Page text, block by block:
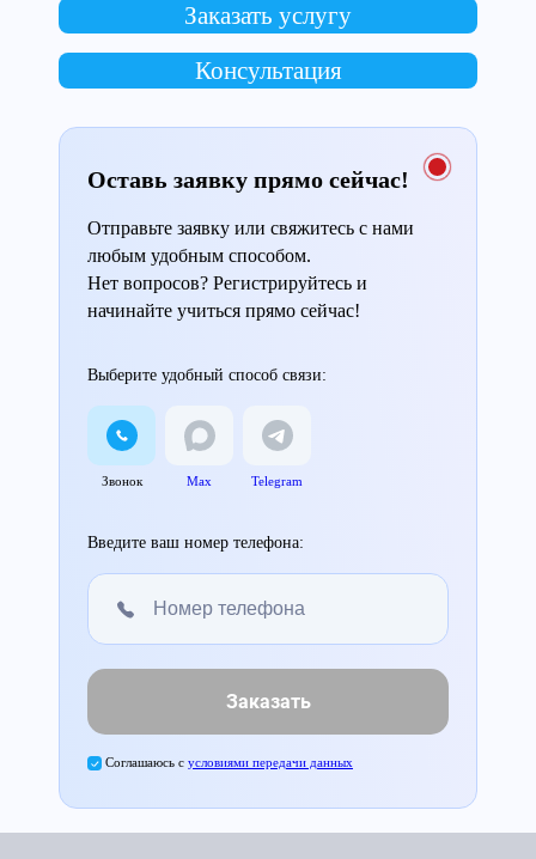
Заказать услугу
Консультация
Оставь заявку прямо сейчас!
Отправьте заявку или свяжитесь с нами
любым удобным способом.
Нет вопросов? Регистрируйтесь и
начинайте учиться прямо сейчас!
Выберите удобный способ связи:
Звонок Max Telegram
Введите ваш номер телефона:
Заказать
Соглашаюсь с условиями передачи данных